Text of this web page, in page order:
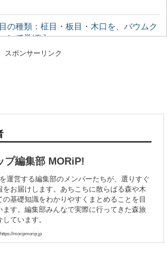
の種類：柾目・板目・木口を、バウムク
ンで学ぼう
りますか？ 丸太をどのように製材したらど...
）。 あまりに有名なこの聖地に、奥の院（...
三大美林の一つ、青森県にある「青森ヒバ」をご存
すか？ ヒバの森は、日本国内では青森県...
が近い奇跡の森！「奥入瀬渓流」の楽し
スポンサーリンク
プ編集部 MORiP!
運営する編集部のメンバーたちが、選りすぐ
をお届けします。あちこちに散らばる森や木
の基礎知識をわかりやすくまとめることを目
ます。編集部みんなで実際に行ってきた森旅
しています。
moripmorip.jp